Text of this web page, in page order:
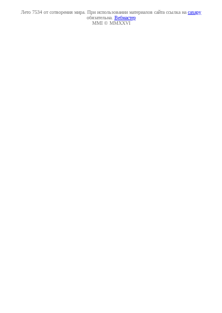
Лето 7534 от сотворения мира. При использовании материалов сайта ссылка на caxapу
обязательна. Вебмастер
MMI © MMXXVI